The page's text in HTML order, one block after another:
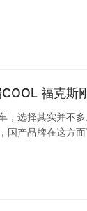
福克斯
，选择其实并不
国产品牌在这方